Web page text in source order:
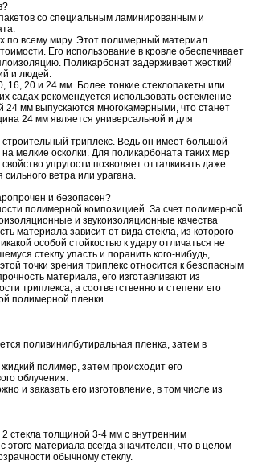
со специальным ламинированным и
по всему миру. Этот полимерный материал
Его использование в кровле обеспечивает
Поликарбонат задерживает жесткий
и людей.
16, 20 и 24 мм. Более тонкие стеклопакеты или
садах рекомендуется использовать остекление
мм выпускаются многокамерными, что станет
24 мм является универсальной и для
триплекс. Ведь он имеет большой
мелкие осколки. Для поликарбоната таких мер
упругости позволяет отталкивать даже
ветра или урагана.
и безопасен?
полимерной композицией. За счет полимерной
и звукоизоляционные качества
материала зависит от вида стекла, из которого
особой стойкостью к удару отличаться не
стеклу упасть и поранить кого-нибудь,
точки зрения триплекс относится к безопасным
материала, его изготавливают из
триплекса, а соответственно и степени его
полимерной пленки.
поливинилбутиральная пленка, затем в
полимер, затем происходит его
облучения.
и заказать его изготовление, в том числе из
стекла толщиной 3-4 мм с внутренним
материала всегда значителен, что в целом
обычному стеклу.